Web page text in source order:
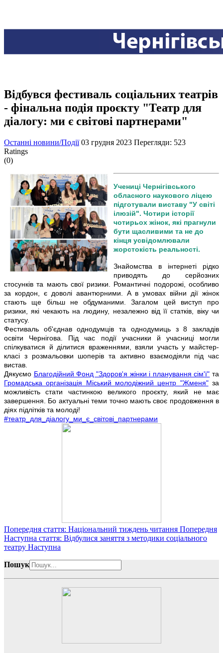
Відбувся фестиваль соціальних театрів
- фінальна подія проєкту "Театр для
діалогу: ми є світові партнерами"
Останні новини/Події 03 грудня 2023 Перегляди: 523
Ratings
(0)
Учениці Чернігівського
обласного наукового ліцею
підготували виставу "У світі
ілюзій". Чотири історії
чотирьох жінок, які прагнули
бути щасливими та не до
кінця усвідомлювали
жорстокість реальності.
Знайомства в інтернеті рідко
приводять до серйозних
стосунків та мають свої ризики. Романтичні подорожі, особливо
за кордон, є доволі авантюрними. А в умовах війни дії жінок
стають ще більш не обдуманими. Загалом цей виступ про
ризики, які чекають на людину, незалежно від її статків, віку чи
статусу.
Фестиваль об'єднав однодумців та однодумиць з 8 закладів
освіти Чернігова. Під час події учасники й учасниці могли
спілкуватися й ділитися враженнями, взяли участь у майстер-
класі з розмальовки шоперів та активно взаємодіяли під час
вистав.
Дякуємо Благодійний Фонд "Здоров'я жінки і планування сім'ї" та
Громадська організація Міський молодіжний центр "Жменя"за
можливість стати частинкою великого проєкту, який не має
завершення. Бо актуальні теми точно мають своє продовження в
діях підлітків та молоді!
#театр_для_діалогу_ми_є_світові_партнерами
Попередня стаття: Національний тиждень читання Попередня
Наступна стаття: Відбулися заняття з методики соціального
театру Наступна
Пошук